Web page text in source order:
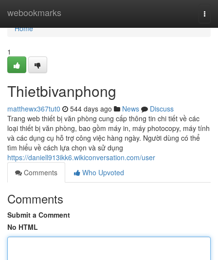
webookmarks
Home
Home
1
Thietbivanphong
matthewx367tut0 544 days ago News
Discuss
Trang web thiết bị văn phòng cung cấp thông tin chi tiết về các
loại thiết bị văn phòng, bao gồm máy in, máy photocopy, máy tính
và các dụng cụ hỗ trợ công việc hàng ngày. Người dùng có thể
tìm hiểu về cách lựa chọn và sử dụng
https://daniell913ikk6.wikiconversation.com/user
Comments
Who Upvoted
Comments
Submit a Comment
No HTML